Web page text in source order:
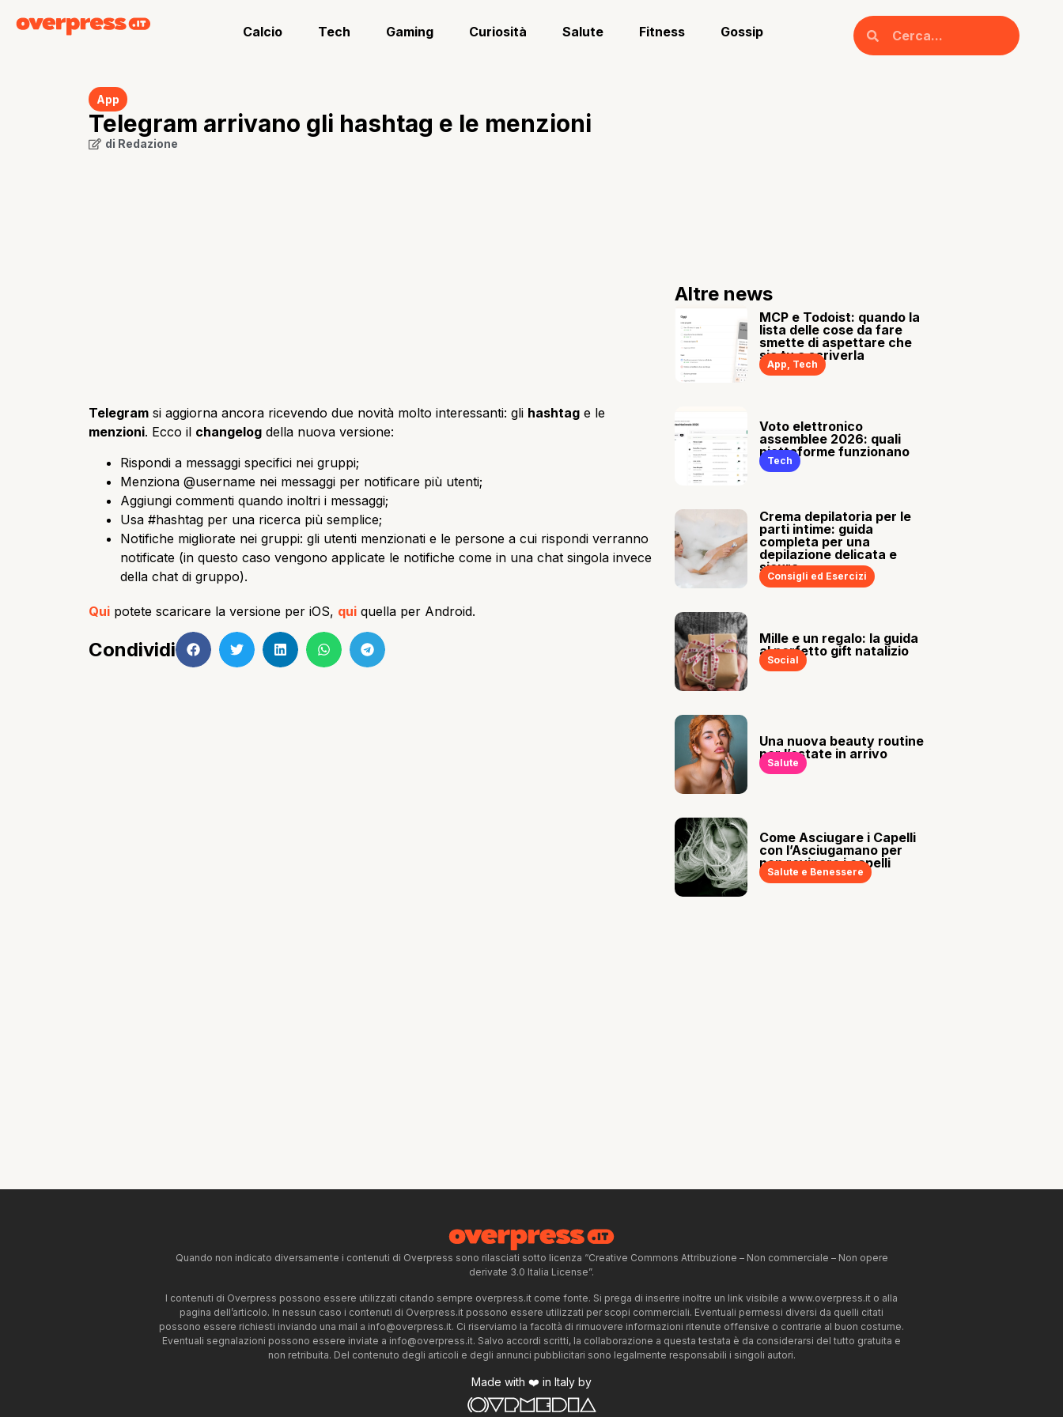
Calcio Tech Gaming Curiosità Salute Fitness Gossip
App
Telegram arrivano gli hashtag e le menzioni
di Redazione
Telegram si aggiorna ancora ricevendo due novità molto interessanti: gli hashtag e le
menzioni. Ecco il changelog della nuova versione:
Rispondi a messaggi specifici nei gruppi;
Menziona @username nei messaggi per notificare più utenti;
Aggiungi commenti quando inoltri i messaggi;
Usa #hashtag per una ricerca più semplice;
Notifiche migliorate nei gruppi: gli utenti menzionati e le persone a cui rispondi verranno
notificate (in questo caso vengono applicate le notifiche come in una chat singola invece
della chat di gruppo).
Qui potete scaricare la versione per iOS, qui quella per Android.
Condividi
Altre news
MCP e Todoist: quando la
lista delle cose da fare
smette di aspettare che
sia tu a scriverla
App, Tech
Voto elettronico
assemblee 2026: quali
piattaforme funzionano
Tech
Crema depilatoria per le
parti intime: guida
completa per una
depilazione delicata e
sicura
Consigli ed Esercizi
Mille e un regalo: la guida
al perfetto gift natalizio
Social
Una nuova beauty routine
per l’estate in arrivo
Salute
Come Asciugare i Capelli
con l’Asciugamano per
non rovinare i capelli
Salute e Benessere
Quando non indicato diversamente i contenuti di Overpress sono rilasciati sotto licenza “Creative Commons Attribuzione – Non commerciale – Non opere
derivate 3.0 Italia License”.
I contenuti di Overpress possono essere utilizzati citando sempre overpress.it come fonte. Si prega di inserire inoltre un link visibile a www.overpress.it o alla
pagina dell’articolo. In nessun caso i contenuti di Overpress.it possono essere utilizzati per scopi commerciali. Eventuali permessi diversi da quelli citati
possono essere richiesti inviando una mail a info@overpress.it. Ci riserviamo la facoltà di rimuovere informazioni ritenute offensive o contrarie al buon costume.
Eventuali segnalazioni possono essere inviate a info@overpress.it. Salvo accordi scritti, la collaborazione a questa testata è da considerarsi del tutto gratuita e
non retribuita. Del contenuto degli articoli e degli annunci pubblicitari sono legalmente responsabili i singoli autori.
Made with ❤️ in Italy by